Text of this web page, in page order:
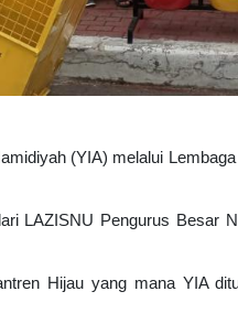
(YIA) melalui
LAZISNU Pengurus Besar
Hijau yang mana YIA